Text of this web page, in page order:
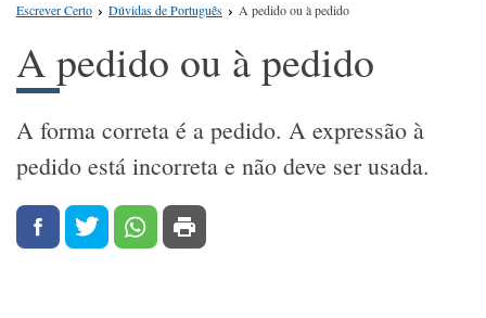
Escrever Certo Dúvidas de Português A pedido ou à pedido
A pedido ou à pedido
A forma correta é a pedido. A expressão à
pedido está incorreta e não deve ser usada.